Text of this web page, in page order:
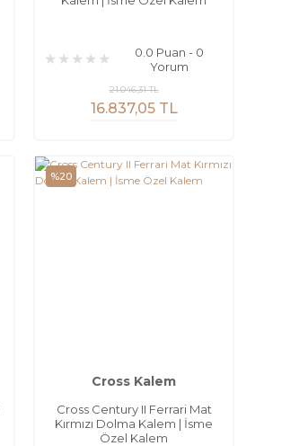
0.0 Puan - 0
Yorum
16.837,05 TL
21.046,31 TL
%20
Cross Kalem
Cross Century II Ferrari Mat
Kırmızı Dolma Kalem | İsme
Özel Kalem